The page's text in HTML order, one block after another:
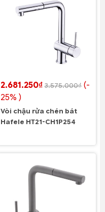
2.681.250₫ 3.575.000₫ (-
25% )
Vòi chậu rửa chén bát
Hafele HT21-CH1P254